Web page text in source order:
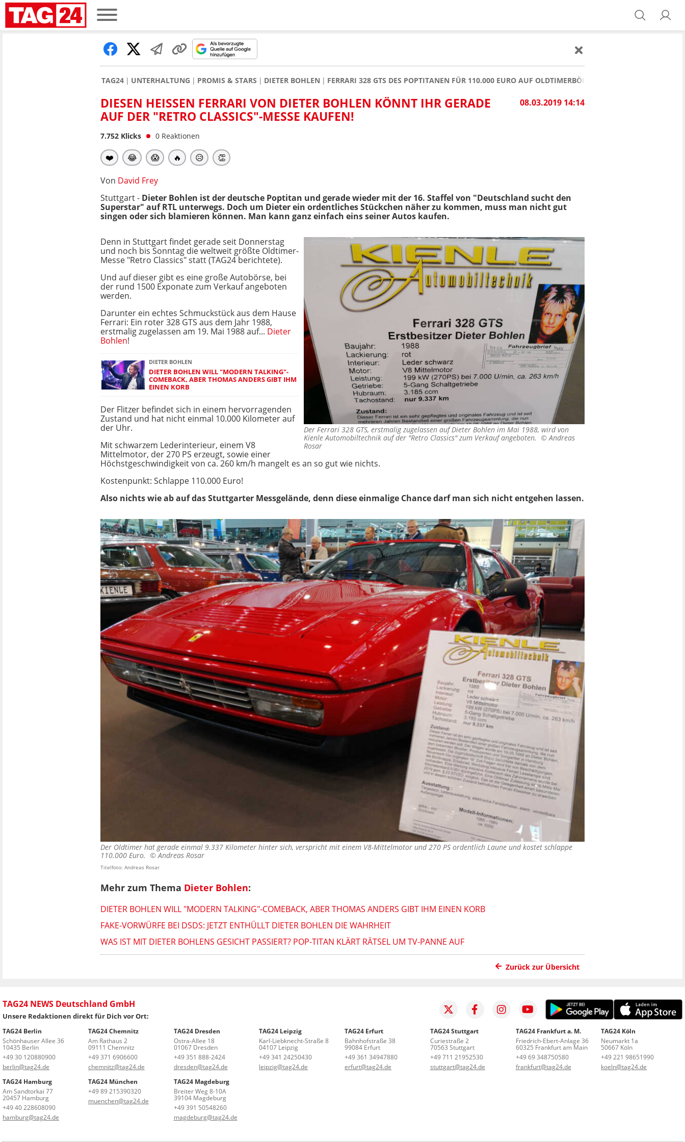
TAG24 UNTERHALTUNG PROMIS & STARS DIETER BOHLEN FERRARI 328 GTS DES POPTITANEN FÜR 110.000 EURO AUF OLDTIMERBÖRSE DER "RETRO CLASSICS"
08.03.2019 14:14
DIESEN HEISSEN FERRARI VON DIETER BOHLEN KÖNNT IHR GERADE A
UF DER "RETRO CLASSICS"-MESSE KAUFEN!
7.752 Klicks 0 Reaktionen
❤️ 😂 😱 🔥 😥 👏
Von David Frey
Stuttgart - Dieter Bohlen ist der deutsche Poptitan und gerade wieder mit der 16. Staffel von "Deutschland sucht den
Superstar" auf RTL unterwegs. Doch um Dieter ein ordentliches Stückchen näher zu kommen, muss man nicht gut
singen oder sich blamieren können. Man kann ganz einfach eins seiner Autos kaufen.
Der Ferrari 328 GTS, erstmalig zugelassen auf Dieter Bohlen im Mai 1988, wird von
Kienle Automobiltechnik auf der "Retro Classics" zum Verkauf angeboten. ©Andreas
Rosar
Denn in Stuttgart findet gerade seit Donnerstag
und noch bis Sonntag die weltweit größte Oldtimer-
Messe "Retro Classics" statt (TAG24 berichtete).
Und auf dieser gibt es eine große Autobörse, bei
der rund 1500 Exponate zum Verkauf angeboten
werden.
Darunter ein echtes Schmuckstück aus dem Hause
Ferrari: Ein roter 328 GTS aus dem Jahr 1988,
erstmalig zugelassen am 19. Mai 1988 auf... Dieter
Bohlen!
DIETER BOHLEN
DIETER BOHLEN WILL "MODERN TALKING"-
COMEBACK, ABER THOMAS ANDERS GIBT IHM
EINEN KORB
Der Flitzer befindet sich in einem hervorragenden
Zustand und hat nicht einmal 10.000 Kilometer auf
der Uhr.
Mit schwarzem Lederinterieur, einem V8
Mittelmotor, der 270 PS erzeugt, sowie einer
Höchstgeschwindigkeit von ca. 260 km/h mangelt es an so gut wie nichts.
Kostenpunkt: Schlappe 110.000 Euro!
Also nichts wie ab auf das Stuttgarter Messgelände, denn diese einmalige Chance darf man sich nicht entgehen lassen.
Der Oldtimer hat gerade einmal 9.337 Kilometer hinter sich, verspricht mit einem V8-Mittelmotor und 270 PS ordentlich Laune und kostet schlappe
110.000 Euro. ©Andreas Rosar
Titelfoto: Andreas Rosar
Mehr zum Thema Dieter Bohlen:
DIETER BOHLEN WILL "MODERN TALKING"-COMEBACK, ABER THOMAS ANDERS GIBT IHM EINEN KORB
FAKE-VORWÜRFE BEI DSDS: JETZT ENTHÜLLT DIETER BOHLEN DIE WAHRHEIT
WAS IST MIT DIETER BOHLENS GESICHT PASSIERT? POP-TITAN KLÄRT RÄTSEL UM TV-PANNE AUF
Zurück zur Übersicht
TAG24 NEWS Deutschland GmbH
Unsere Redaktionen direkt für Dich vor Ort:
TAG24 Berlin
Schönhauser Allee 36
10435 Berlin
+49 30 120880900
berlin@tag24.de
TAG24 Chemnitz
Am Rathaus 2
09111 Chemnitz
+49 371 6906600
chemnitz@tag24.de
TAG24 Dresden
Ostra-Allee 18
01067 Dresden
+49 351 888-2424
dresden@tag24.de
TAG24 Leipzig
Karl-Liebknecht-Straße 8
04107 Leipzig
+49 341 24250430
leipzig@tag24.de
TAG24 Erfurt
Bahnhofstraße 38
99084 Erfurt
+49 361 34947880
erfurt@tag24.de
TAG24 Stuttgart
Curiestraße 2
70563 Stuttgart
+49 711 21952530
stuttgart@tag24.de
TAG24 Frankfurt a. M.
Friedrich-Ebert-Anlage 36
60325 Frankfurt am Main
+49 69 348750580
frankfurt@tag24.de
TAG24 Köln
Neumarkt 1a
50667 Köln
+49 221 98651990
koeln@tag24.de
TAG24 Hamburg
Am Sandtorkai 77
20457 Hamburg
+49 40 228608090
hamburg@tag24.de
TAG24 München
+49 89 215390320
muenchen@tag24.de
TAG24 Magdeburg
Breiter Weg 8-10A
39104 Magdeburg
+49 391 50548260
magdeburg@tag24.de